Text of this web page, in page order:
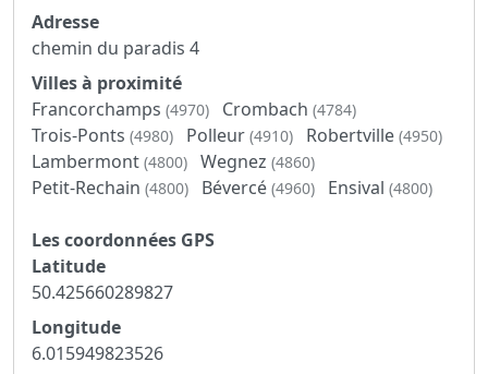
Adresse
chemin du paradis 4
Villes à proximité
Francorchamps (4970) Crombach (4784)
Trois-Ponts (4980) Polleur (4910) Robertville (4950)
Lambermont (4800) Wegnez (4860)
Petit-Rechain (4800) Bévercé (4960) Ensival (4800)
Les coordonnées GPS
Latitude
50.425660289827
Longitude
6.015949823526